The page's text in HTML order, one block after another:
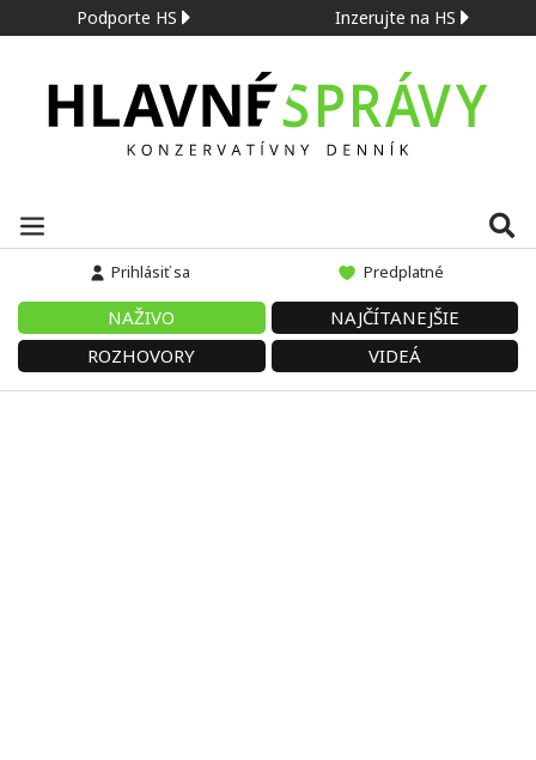
Podporte HS Inzerujte na HS
Prihlásiť sa Predplatné
NAŽIVO
NAJČÍTANEJŠIE
ROZHOVORY
VIDEÁ